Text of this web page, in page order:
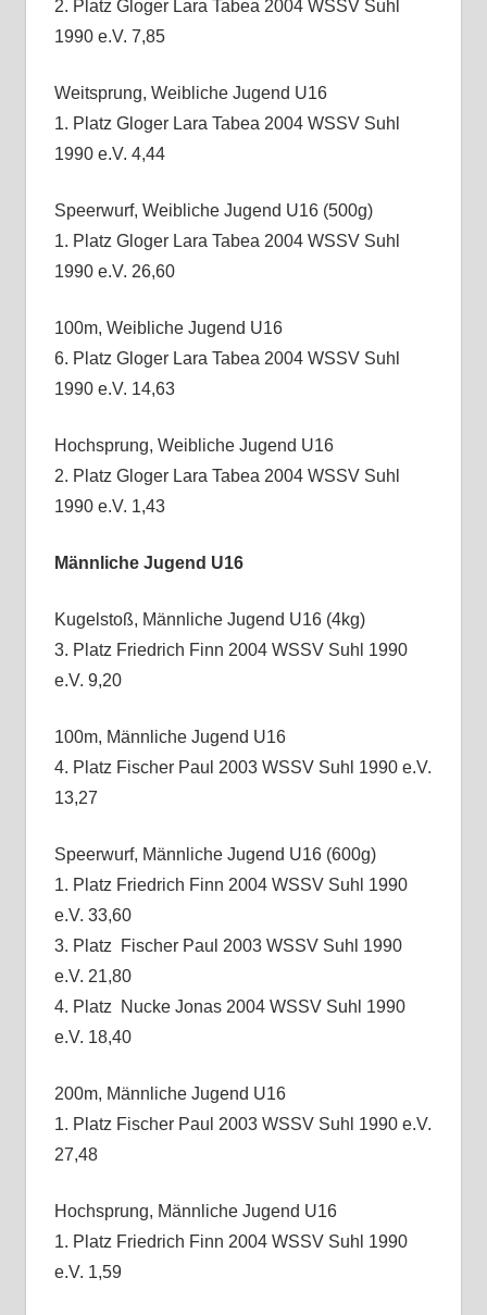
2. Platz Gloger Lara Tabea 2004 WSSV Suhl
1990 e.V. 7,85
Weitsprung, Weibliche Jugend U16
1. Platz Gloger Lara Tabea 2004 WSSV Suhl
1990 e.V. 4,44
Speerwurf, Weibliche Jugend U16 (500g)
1. Platz Gloger Lara Tabea 2004 WSSV Suhl
1990 e.V. 26,60
100m, Weibliche Jugend U16
6. Platz Gloger Lara Tabea 2004 WSSV Suhl
1990 e.V. 14,63
Hochsprung, Weibliche Jugend U16
2. Platz Gloger Lara Tabea 2004 WSSV Suhl
1990 e.V. 1,43
Männliche Jugend U16
Kugelstoß, Männliche Jugend U16 (4kg)
3. Platz Friedrich Finn 2004 WSSV Suhl 1990
e.V. 9,20
100m, Männliche Jugend U16
4. Platz Fischer Paul 2003 WSSV Suhl 1990 e.V.
13,27
Speerwurf, Männliche Jugend U16 (600g)
1. Platz Friedrich Finn 2004 WSSV Suhl 1990
e.V. 33,60
3. Platz Fischer Paul 2003 WSSV Suhl 1990
e.V. 21,80
4. Platz Nucke Jonas 2004 WSSV Suhl 1990
e.V. 18,40
200m, Männliche Jugend U16
1. Platz Fischer Paul 2003 WSSV Suhl 1990 e.V.
27,48
Hochsprung, Männliche Jugend U16
1. Platz Friedrich Finn 2004 WSSV Suhl 1990
e.V. 1,59